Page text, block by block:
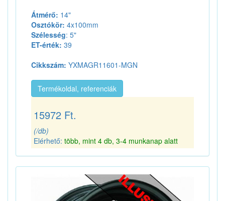
Átmérő: 14"
Osztókör: 4x100mm
Szélesség: 5"
ET-érték: 39
Cikkszám: YXMAGR11601-MGN
Termékoldal, referenciák
15972 Ft.
(/db)
Elérhető: több, mint 4 db, 3-4 munkanap alatt